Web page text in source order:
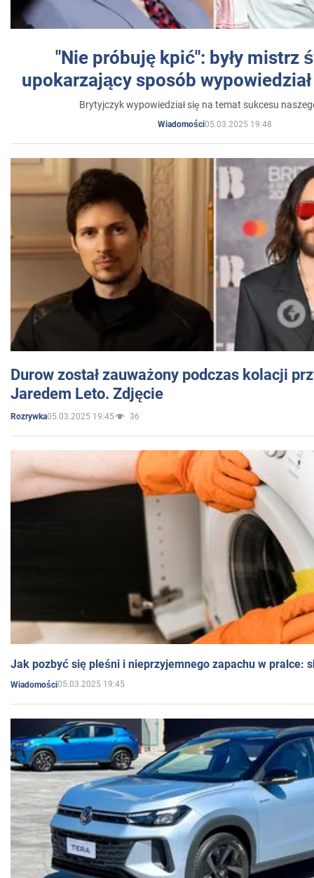
"Nie próbuję kpić": były mistrz
upokarzający sposób
Brytyjczyk wypowiedział się na temat sukcesu
Wiadomości05.03.2025 19:48
Durow został zauważony podczas kolacji
Jaredem Leto. Zdjęcie
Rozrywka05.03.2025 19:45 36
Jak pozbyć się pleśni i nieprzyjemnego zapachu w pralce:
Wiadomości05.03.2025 19:45